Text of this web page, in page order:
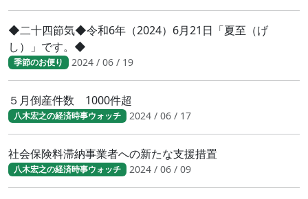
◆二十四節気◆令和6年（2024）6月21日「夏至（げ
し）」です。◆
季節のお便り 2024 / 06 / 19
５月倒産件数 1000件超
八木宏之の経済時事ウォッチ 2024 / 06 / 17
社会保険料滞納事業者への新たな支援措置
八木宏之の経済時事ウォッチ 2024 / 06 / 09